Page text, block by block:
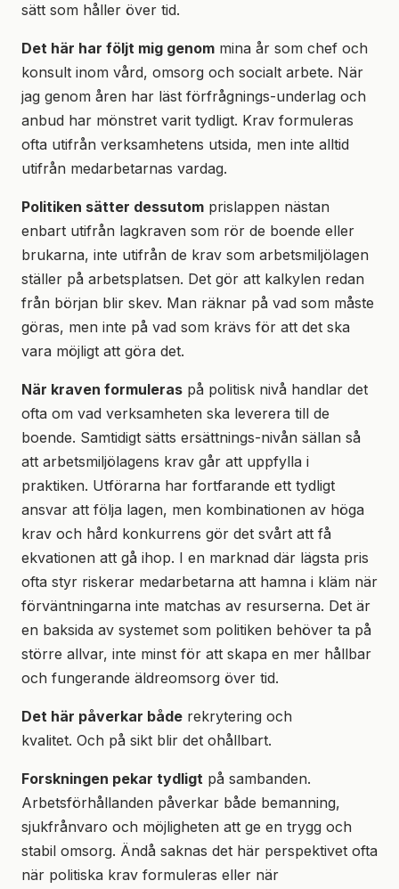
sätt som håller över tid.
Det här har följt mig genom mina år som chef och
konsult inom vård, omsorg och socialt arbete. När
jag genom åren har läst förfrågnings-underlag och
anbud har mönstret varit tydligt. Krav formuleras
ofta utifrån verksamhetens utsida, men inte alltid
utifrån medarbetarnas vardag.
Politiken sätter dessutom prislappen nästan
enbart utifrån lagkraven som rör de boende eller
brukarna, inte utifrån de krav som arbetsmiljölagen
ställer på arbetsplatsen. Det gör att kalkylen redan
från början blir skev. Man räknar på vad som måste
göras, men inte på vad som krävs för att det ska
vara möjligt att göra det.
När kraven formuleras på politisk nivå handlar det
ofta om vad verksamheten ska leverera till de
boende. Samtidigt sätts ersättnings-nivån sällan så
att arbetsmiljölagens krav går att uppfylla i
praktiken. Utförarna har fortfarande ett tydligt
ansvar att följa lagen, men kombinationen av höga
krav och hård konkurrens gör det svårt att få
ekvationen att gå ihop. I en marknad där lägsta pris
ofta styr riskerar medarbetarna att hamna i kläm när
förväntningarna inte matchas av resurserna. Det är
en baksida av systemet som politiken behöver ta på
större allvar, inte minst för att skapa en mer hållbar
och fungerande äldreomsorg över tid.
Det här påverkar både rekrytering och
kvalitet. Och på sikt blir det ohållbart.
Forskningen pekar tydligt på sambanden.
Arbetsförhållanden påverkar både bemanning,
sjukfrånvaro och möjligheten att ge en trygg och
stabil omsorg. Ändå saknas det här perspektivet ofta
när politiska krav formuleras eller när